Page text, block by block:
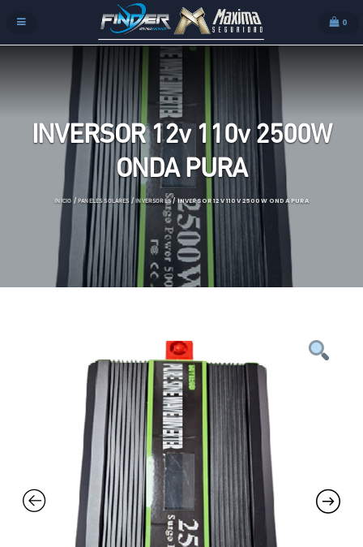
0
INVERSOR 12v 110v 2500W
ONDA PURA
INICIO /PANELES SOLARES/ INVERSORES/ INVERSOR 12V 110V 2500W ONDA PURA